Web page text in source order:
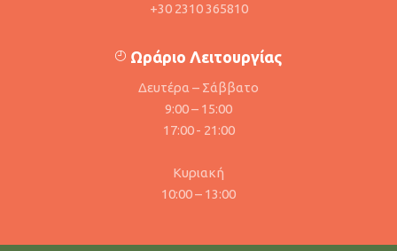
+30 2310 365810
Ωράριο Λειτουργίας
Δευτέρα – Σάββατο
9:00 – 15:00
17:00 - 21:00
Κυριακή
10:00 – 13:00